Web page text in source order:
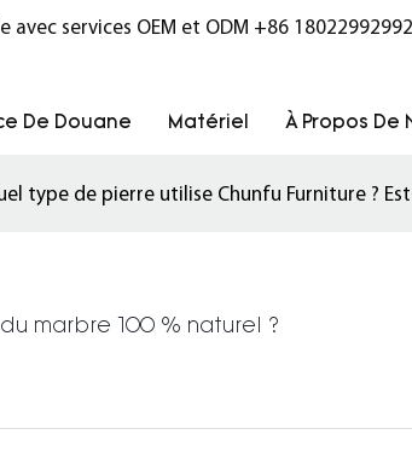
services OEM et ODM +86 18022992992
De Douane Matériel À Propos De
type de pierre utilise Chunfu Furniture ?
marbre 100 % naturel ?